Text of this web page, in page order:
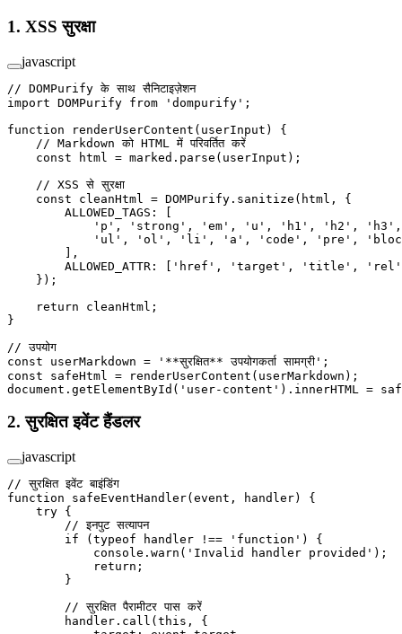
1. XSS सुरक्षा
javascript
// DOMPurify के साथ सैनिटाइज़ेशन
import DOMPurify from 'dompurify' ;
function renderUserContent ( userInput ) {
    // Markdown को HTML में परिवर्तित करें
    const
html = marked. parse (userInput);
    // XSS से सुरक्षा
    const
cleanHtml = DOMPurify. sanitize (html, {
        ALLOWED_TAGS: [
            'p'
, 'strong' , 'em' , 'u' , 'h1' , 'h2' , 'h3'
            'ul'
, 'ol' , 'li' , 'a' , 'code' , 'pre' ,
        ],
        ALLOWED_ATTR: [
'href' , 'target' , 'title' ,
'rel'
    });
    return
cleanHtml;
}
// उपयोग
const userMarkdown = '**सुरक्षित** उपयोगकर्ता सामग्री' ;
const safeHtml = renderUserContent (userMarkdown);
document. getElementById ( 'user-content' ).innerHTML =
2. सुरक्षित इवेंट हैंडलर
javascript
// सुरक्षित इवेंट बाइंडिंग
function safeEventHandler( event , handler) {
    try
{
        // इनपुट सत्यापन
        if
( typeof handler !== 'function' ) {
            console.
warn ( 'Invalid handler provided' );
            return
;
        }
        // सुरक्षित पैरामीटर पास करें
        handler.
call ( this , {